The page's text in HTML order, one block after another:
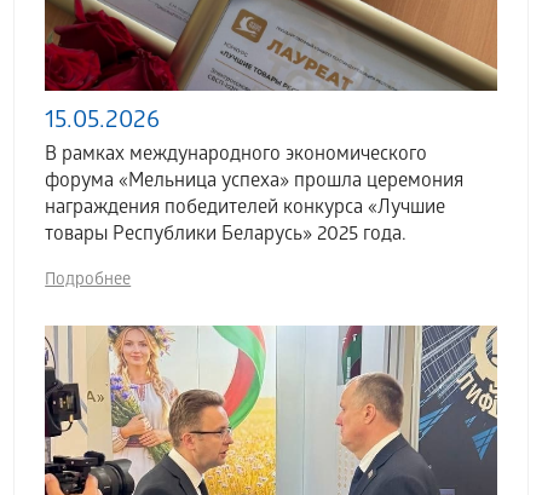
15.05.2026
В рамках международного экономического
форума «Мельница успеха» прошла церемония
награждения победителей конкурса «Лучшие
товары Республики Беларусь» 2025 года.
Подробнее